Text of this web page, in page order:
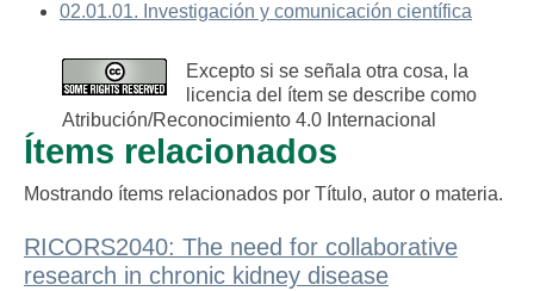
02.01.01. Investigación y comunicación científica
Excepto si se señala otra cosa, la
licencia del ítem se describe como
Atribución/Reconocimiento 4.0 Internacional
Ítems relacionados
Mostrando ítems relacionados por Título, autor o materia.
RICORS2040: The need for collaborative
research in chronic kidney disease